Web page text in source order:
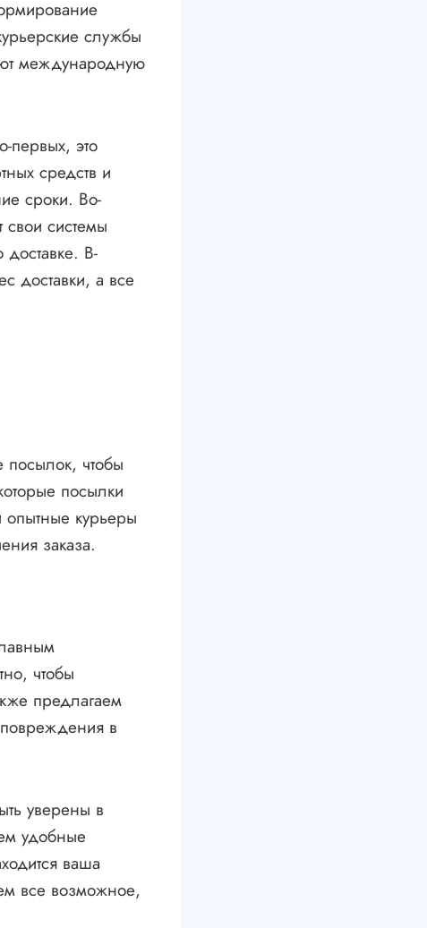
службы
международную
первых, это
средств и
сроки. Во-
системы
доставке. В-
доставки, а все
посылок, чтобы
посылки
опытные курьеры
заказа.
чтобы
предлагаем
повреждения в
уверены в
удобные
ваша
все возможное,